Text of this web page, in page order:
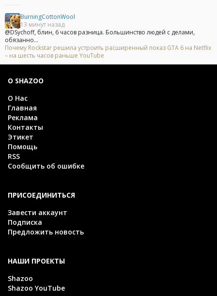
BurningCottonWool
13 минут назад
@DSychoff, блин, 6 часов разница. Большинство людей с делами,
обязанно...
Почему Rockstar решила устроить расширенный показ GTA 6 на Netflix
– на шесть часов раньше YouTube
О SHAZOO
О Нас
Главная
Реклама
Контакты
Этикет
Помощь
RSS
Сообщить об ошибке
ПРИСОЕДИНИТЬСЯ
Завести аккаунт
Подписка
Предложить новость
НАШИ ПРОЕКТЫ
Shazoo
Shazoo YouTube